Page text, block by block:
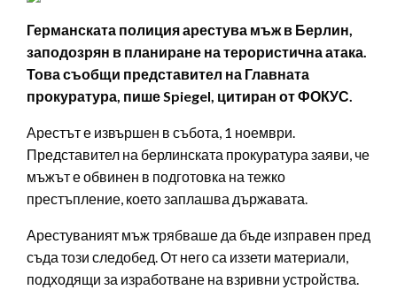
Германската полиция арестува мъж в Берлин,
заподозрян в планиране на терористична атака.
Това съобщи представител на Главната
прокуратура, пише Spiegel, цитиран от ФОКУС.
Арестът е извършен в събота, 1 ноември.
Представител на берлинската прокуратура заяви, че
мъжът е обвинен в подготовка на тежко
престъпление, което заплашва държавата.
Арестуваният мъж трябваше да бъде изправен пред
съда този следобед. От него са иззети материали,
подходящи за изработване на взривни устройства.